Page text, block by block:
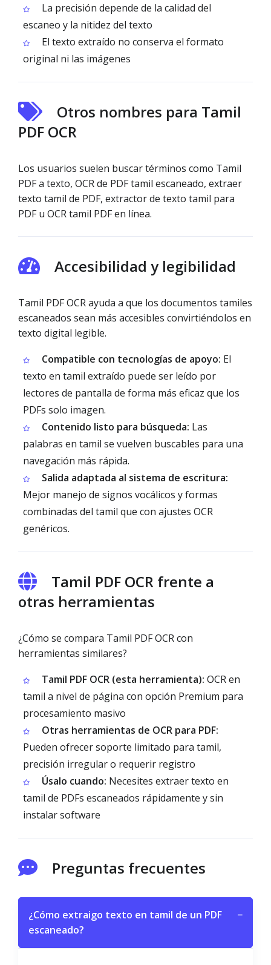
La precisión depende de la calidad del
escaneo y la nitidez del texto
El texto extraído no conserva el formato
original ni las imágenes
Otros nombres para Tamil
PDF OCR
Los usuarios suelen buscar términos como Tamil
PDF a texto, OCR de PDF tamil escaneado, extraer
texto tamil de PDF, extractor de texto tamil para
PDF u OCR tamil PDF en línea.
Accesibilidad y legibilidad
Tamil PDF OCR ayuda a que los documentos tamiles
escaneados sean más accesibles convirtiéndolos en
texto digital legible.
Compatible con tecnologías de apoyo: El
texto en tamil extraído puede ser leído por
lectores de pantalla de forma más eficaz que los
PDFs solo imagen.
Contenido listo para búsqueda: Las
palabras en tamil se vuelven buscables para una
navegación más rápida.
Salida adaptada al sistema de escritura:
Mejor manejo de signos vocálicos y formas
combinadas del tamil que con ajustes OCR
genéricos.
Tamil PDF OCR frente a
otras herramientas
¿Cómo se compara Tamil PDF OCR con
herramientas similares?
Tamil PDF OCR (esta herramienta): OCR en
tamil a nivel de página con opción Premium para
procesamiento masivo
Otras herramientas de OCR para PDF:
Pueden ofrecer soporte limitado para tamil,
precisión irregular o requerir registro
Úsalo cuando: Necesites extraer texto en
tamil de PDFs escaneados rápidamente y sin
instalar software
Preguntas frecuentes
¿Cómo extraigo texto en tamil de un PDF
escaneado?
−